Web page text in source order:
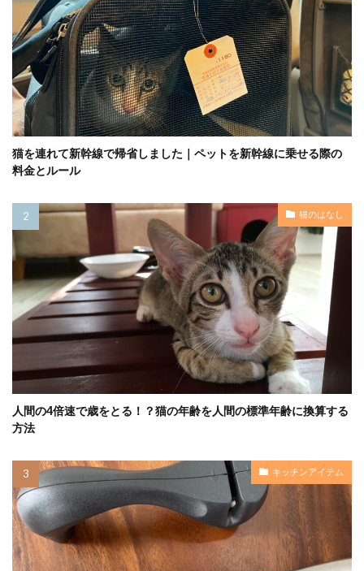
猫を連れて新幹線で帰省しました｜ペットを新幹線に乗せる際の
料金とルール
猫のはなし
人間の4倍速で歳をとる！？猫の年齢を人間の標準年齢に換算する
方法
キッチンアイテム